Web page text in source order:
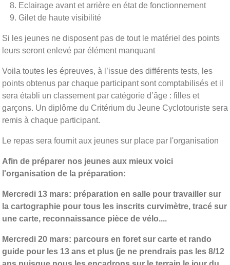
Eclairage avant et arrière en état de fonctionnement
Gilet de haute visibilité
Si les jeunes ne disposent pas de tout le matériel des points
leurs seront enlevé par élément manquant
Voila toutes les épreuves, à l’issue des différents tests, les
points obtenus par chaque participant sont comptabilisés et il
sera établi un classement par catégorie d’âge : filles et
garçons. Un diplôme du Critérium du Jeune Cyclotouriste sera
remis à chaque participant.
Le repas sera fournit aux jeunes sur place par l'organisation
Afin de préparer nos jeunes aux mieux voici
l'organisation de la préparation:
Mercredi 13 mars: préparation en salle pour travailler sur
la cartographie pour tous les inscrits curvimètre, tracé sur
une carte, reconnaissance pièce de vélo....
Mercredi 20 mars: parcours en foret sur carte et rando
guide pour les 13 ans et plus (je ne prendrais pas les 8/12